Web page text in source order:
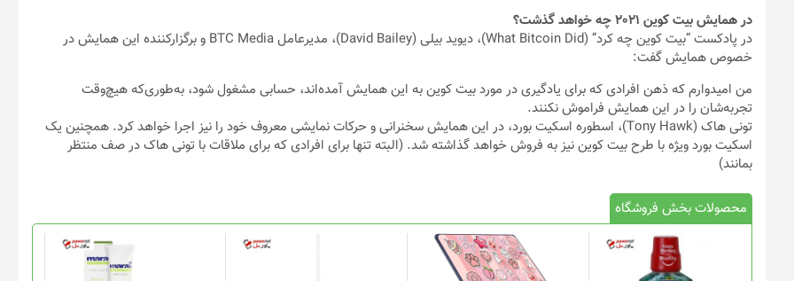
در همایش بیت کوین 2021 چه خواهد گذشت؟
در پادکست “بیت کوین چه کرد” (What Bitcoin Did)، دیوید بیلی (David Bailey)، مدیرعامل BTC Media و برگزارکننده این همایش در
خصوص همایش گفت:
من امیدوارم که ذهن افرادی که برای یادگیری در مورد بیت کوین به این همایش آمده‌اند، حسابی مشغول شود، به‌طوری‌که هیچ‌وقت
تجربه‌شان را در این همایش فراموش نکنند.
تونی هاک (Tony Hawk)، اسطوره اسکیت بورد، در این همایش سخنرانی و حرکات نمایشی معروف خود را نیز اجرا خواهد کرد. همچنین یک
اسکیت بورد ویژه با طرح بیت کوین نیز به فروش خواهد گذاشته شد. (البته تنها برای افرادی که برای ملاقات با تونی هاک در صف منتظر
بمانند)
محصولات بخش فروشگاه